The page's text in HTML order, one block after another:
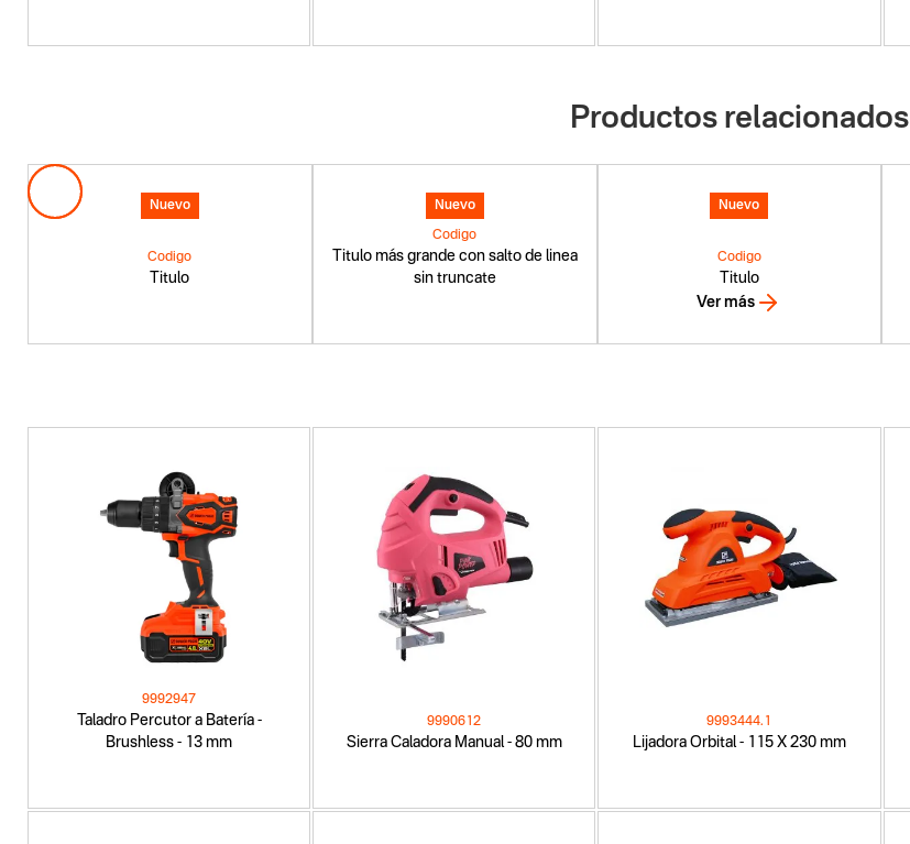
Productos relacionados
Nuevo
Titulo
Codigo
Nuevo
Titulo más grande con salto de linea
sin truncate
Codigo
Nuevo
Titulo
Codigo
Ver más
Taladro Percutor a Batería -
Brushless - 13 mm
9992947
Sierra Caladora Manual - 80 mm
9990612
Lijadora Orbital - 115 X 230 mm
9993444.1